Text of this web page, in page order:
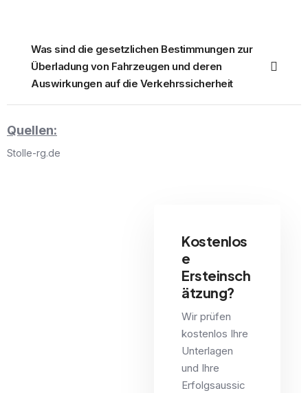
Was sind die gesetzlichen Bestimmungen zur
Überladung von Fahrzeugen und deren
Auswirkungen auf die Verkehrssicherheit
Quellen:
Stolle-rg.de
Kostenlos
e
Ersteinsch
ätzung?
Wir prüfen
kostenlos Ihre
Unterlagen
und Ihre
Erfolgsaussic